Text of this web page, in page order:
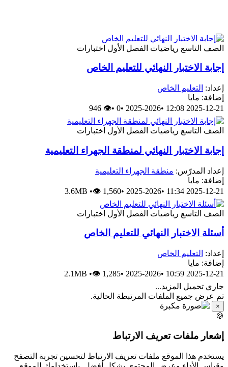
الصف التاسع رياضيات الفصل الأول اختبارات
إجابة الاختبار النهائي للتعليم الخاص
إعداد: التعليم الخاص
إضافة: مايا
2025-12-21 12:08
•
2025-2026
•
0
•
👁 946
الصف التاسع رياضيات الفصل الأول اختبارات
إجابة الاختبار النهائي لمنطقة الجهراء التعليمية
إعداد المدرّس: منطقة الجهراء التعليمية
إضافة: مايا
2025-12-21 11:34
•
2025-2026
•
3.6MB •👁 1,560
الصف التاسع رياضيات الفصل الأول اختبارات
أسئلة الاختبار النهائي للتعليم الخاص
إعداد: التعليم الخاص
إضافة: مايا
2025-12-21 10:59
•
2025-2026
•
2.1MB •👁 1,285
جاري تحميل المزيد...
تم عرض جميع الملفات المرتبطة الحالية.
×
🍪
إشعار ملفات تعريف الارتباط
يستخدم هذا الموقع ملفات تعريف الارتباط لتحسين تجربة التصفح